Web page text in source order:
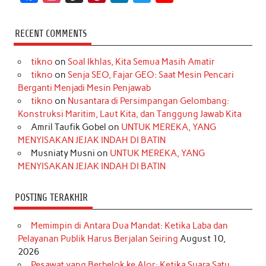
c
e
b
o
k
s
t
a
r
a
m
k
T
o
k
t
e
r
e
s
t
k
e
d
I
n
t
t
r
T
u
e
RECENT COMMENTS
tikno on Soal Ikhlas, Kita Semua Masih Amatir
tikno on Senja SEO, Fajar GEO: Saat Mesin Pencari
Berganti Menjadi Mesin Penjawab
tikno on Nusantara di Persimpangan Gelombang:
Konstruksi Maritim, Laut Kita, dan Tanggung Jawab Kita
Amril Taufik Gobel on UNTUK MEREKA, YANG
MENYISAKAN JEJAK INDAH DI BATIN
Musniaty Musni on UNTUK MEREKA, YANG
MENYISAKAN JEJAK INDAH DI BATIN
POSTING TERAKHIR
Memimpin di Antara Dua Mandat: Ketika Laba dan
Pelayanan Publik Harus Berjalan Seiring August 10,
2026